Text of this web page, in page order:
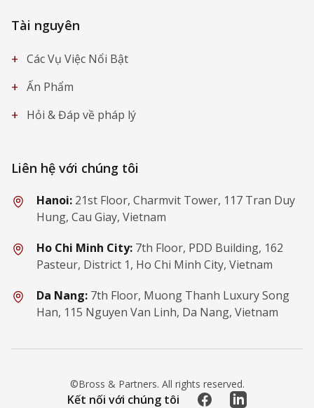
Tài nguyên
+ Các Vụ Việc Nổi Bật
+ Ấn Phẩm
+ Hỏi & Đáp về pháp lý
Liên hệ với chúng tôi
Hanoi: 21st Floor, Charmvit Tower, 117 Tran Duy
Hung, Cau Giay, Vietnam
Ho Chi Minh City: 7th Floor, PDD Building, 162
Pasteur, District 1, Ho Chi Minh City, Vietnam
Da Nang: 7th Floor, Muong Thanh Luxury Song
Han, 115 Nguyen Van Linh, Da Nang, Vietnam
©Bross & Partners. All rights reserved.
Kết nối với chúng tôi FacebookLinkedIn